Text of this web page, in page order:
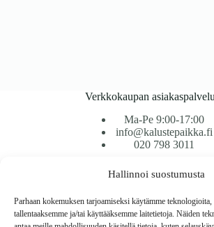
Hallinnoi suostumusta
Parhaan kokemuksen tarjoamiseksi käytämme teknologioita,
tallentaaksemme ja/tai käyttääksemme laitetietoja. Näiden
Verkkokaupan asiakaspalvelu
Ma-Pe 9:00-17:00
info@kalustepaikka.fi
020 798 3011
Tavarantoimitus / Maksutavat
Toimitustavat
Maksutavat
Vaihto ja palautus